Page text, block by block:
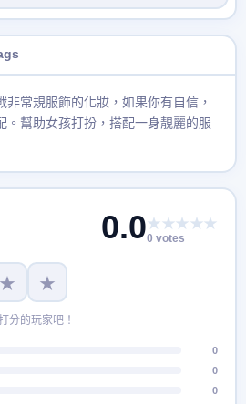
非常規服飾的化妝，如果你有自信，
。幫助女孩打扮，搭配一身靚麗的服
0.0★★★★★
0 votes
★ ★
分的玩家吧！
0
0
0